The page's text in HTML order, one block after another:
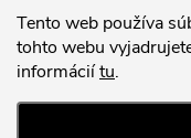
Tento web používa
tohto webu
informáciítu.
Parametre produktu
Hodnotenie